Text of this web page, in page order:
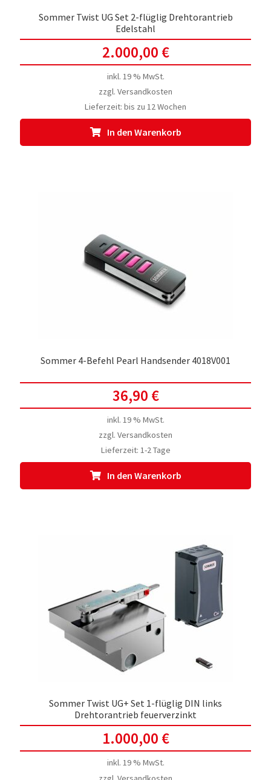
Sommer Twist UG Set 2-flüglig Drehtorantrieb
Edelstahl
2.000,00 €
inkl. 19 % MwSt.
zzgl. Versandkosten
Lieferzeit: bis zu 12 Wochen
In den Warenkorb
Sommer 4-Befehl Pearl Handsender 4018V001
36,90 €
inkl. 19 % MwSt.
zzgl. Versandkosten
Lieferzeit: 1-2 Tage
In den Warenkorb
Sommer Twist UG+ Set 1-flüglig DIN links
Drehtorantrieb feuerverzinkt
1.000,00 €
inkl. 19 % MwSt.